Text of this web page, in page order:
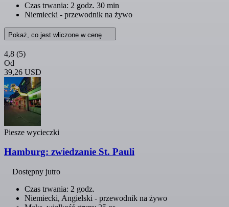
Czas trwania: 2 godz. 30 min
Niemiecki - przewodnik na żywo
Pokaż, co jest wliczone w cenę
4,8 (5)
Od
39,26 USD
Piesze wycieczki
Hamburg: zwiedzanie St. Pauli
Dostępny jutro
Czas trwania: 2 godz.
Niemiecki, Angielski - przewodnik na żywo